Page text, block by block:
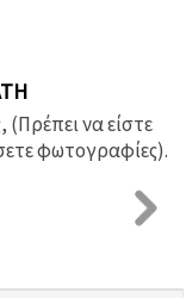
να είστε
φωτογραφίες).